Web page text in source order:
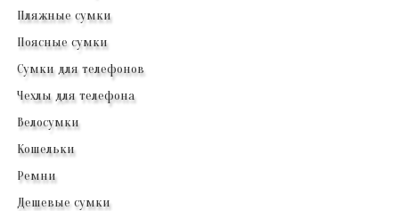
Пляжные сумки
Поясные сумки
Сумки для телефонов
Чехлы для телефона
Велосумки
Кошельки
Ремни
Дешевые сумки